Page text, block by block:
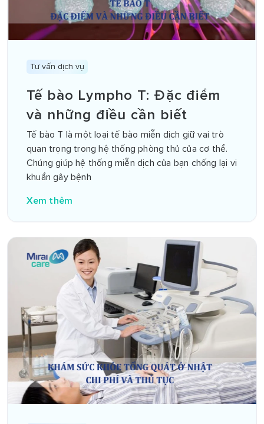
Tư vấn dịch vụ
Tế bào Lympho T: Đặc điểm
và những điều cần biết
Tế bào T là một loại tế bào miễn dịch giữ vai trò
quan trọng trong hệ thống phòng thủ của cơ thể.
Chúng giúp hệ thống miễn dịch của bạn chống lại vi
khuẩn gây bệnh
Xem thêm